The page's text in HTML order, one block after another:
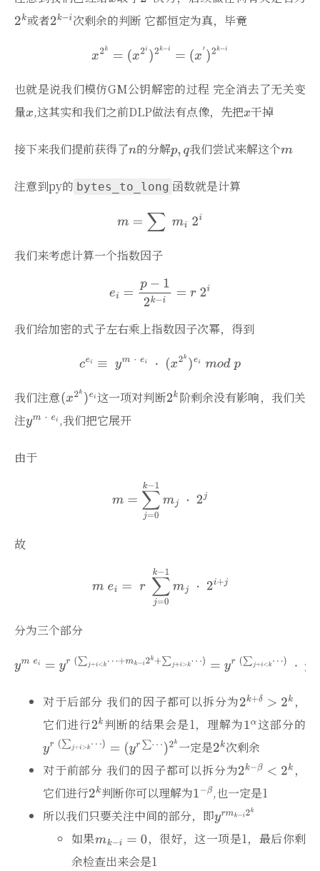
或者
次剩余的判断 它都恒定为真，毕竟
也就是说我们模仿GM公钥解密的过程 完全消去了无关变
量 ,这其实和我们之前DLP做法有点像，先把 干掉
接下来我们提前获得了 的分解 我们尝试来解这个
注意到py的 bytes_to_long 函数就是计算
我们来考虑计算一个指数因子
我们给加密的式子左右乘上指数因子次幂，得到
我们注意 这一项对判断
阶剩余没有影响，我们关
注
,我们把它展开
由于
故
分为三个部分
对于后部分 我们的因子都可以拆分为
，
它们进行
判断的结果会是1，理解为
这部分的
一定是
次剩余
对于前部分 我们的因子都可以拆分为
，
它们进行
判断你可以理解为
,也一定是1
所以我们只要关注中间的部分，即
如果
，很好，这一项是1，最后你剩
余检查出来会是1